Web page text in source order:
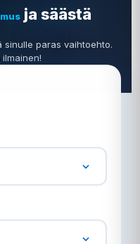
ja säästä
sinulle paras vaihtoehto.